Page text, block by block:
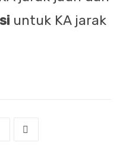
untuk KA jarak